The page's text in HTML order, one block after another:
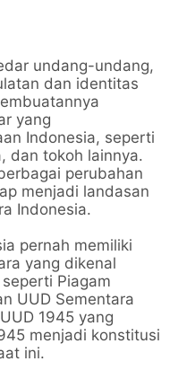
undang-undang,
dan identitas
yang
Indonesia, seperti
dan tokoh lainnya.
perubahan
menjadi landasan
Indonesia.
pernah memiliki
yang dikenal
Piagam
UUD Sementara
1945 yang
menjadi konstitusi
ini.